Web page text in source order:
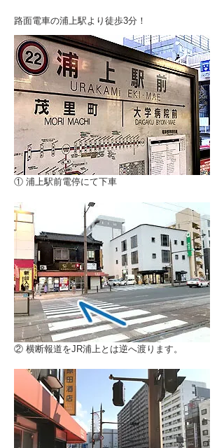
路面電車の浦上駅より徒歩3分！
① 浦上駅前電停にて下車
② 横断報道をJR浦上とは逆へ渡ります。